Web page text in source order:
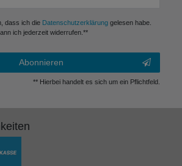
dass ich die Daten­schutz­erklärunggelesen habe.
ich jederzeit widerrufen.**
Abonnieren
** Hierbei handelt es sich um ein Pflichtfeld.